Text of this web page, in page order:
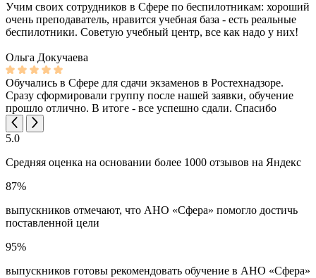
Учим своих сотрудников в Сфере по беспилотникам: хороший
очень преподаватель, нравится учебная база - есть реальные
беспилотники. Советую учебный центр, все как надо у них!
Ольга Докучаева
Обучались в Сфере для сдачи экзаменов в Ростехнадзоре.
Сразу сформировали группу после нашей заявки, обучение
прошло отлично. В итоге - все успешно сдали. Спасибо
5.0
Средняя оценка на основании более 1000 отзывов на Яндекс
87%
выпускников отмечают, что АНО «Сфера» помогло достичь
поставленной цели
95%
выпускников готовы рекомендовать обучение в АНО «Сфера»